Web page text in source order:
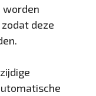
worden
deze